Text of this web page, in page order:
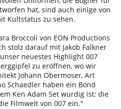
hat, sind auch einige von
Kultstatus zu sehen.
Broccoli von EON Productions
stolz darauf mit Jakob Falkner
neuestes Highlight 007
zu eröffnen, wo wir
Johann Obermoser, Art
Schaedler haben ein Bond
Ken Adam Set würdig ist: die
Filmwelt von 007 ein."